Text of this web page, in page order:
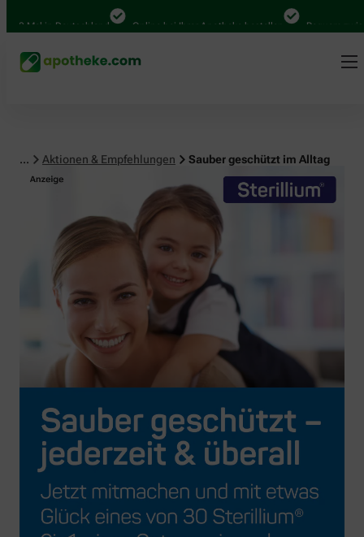
in Deutschland Online bei Ihrer Apotheke bestellen Bequem
... Aktionen & Empfehlungen Sauber geschützt im Alltag